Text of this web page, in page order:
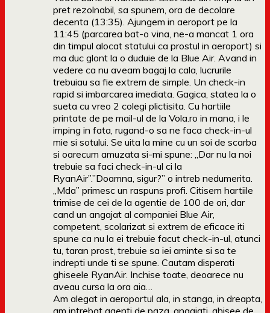
pret rezolnabil, sa spunem, ora de decolare
decenta (13:35). Ajungem in aeroport pe la
11:45 (parcarea bat-o vina, ne-a mancat 1 ora
din timpul alocat statului ca prostul in aeroport) si
ma duc glont la o duduie de la Blue Air. Avand in
vedere ca nu aveam bagaj la cala, lucrurile
trebuiau sa fie extrem de simple. Un check-in
rapid si imbarcarea imediata. Gagica, statea la o
sueta cu vreo 2 colegi plictisita. Cu hartiile
printate de pe mail-ul de la Vola.ro in mana, i le
imping in fata, rugand-o sa ne faca check-in-ul
mie si sotului. Se uita la mine cu un soi de scarba
si oarecum amuzata si-mi spune: „Dar nu la noi
trebuie sa faci check-in-ul ci la
RyanAir”.”Doamna, sigur?” o intreb nedumerita.
„Mda” primesc un raspuns profi. Citisem hartiile
trimise de cei de la agentie de 100 de ori, dar
cand un angajat al companiei Blue Air,
competent, scolarizat si extrem de eficace iti
spune ca nu la ei trebuie facut check-in-ul, atunci
tu, taran prost, trebuie sa iei aminte si sa te
indrepti unde ti se spune. Cautam disperati
ghiseele RyanAir. Inchise toate, deoarece nu
aveau cursa la ora aia…
Am alegat in aeroportul ala, in stanga, in dreapta,